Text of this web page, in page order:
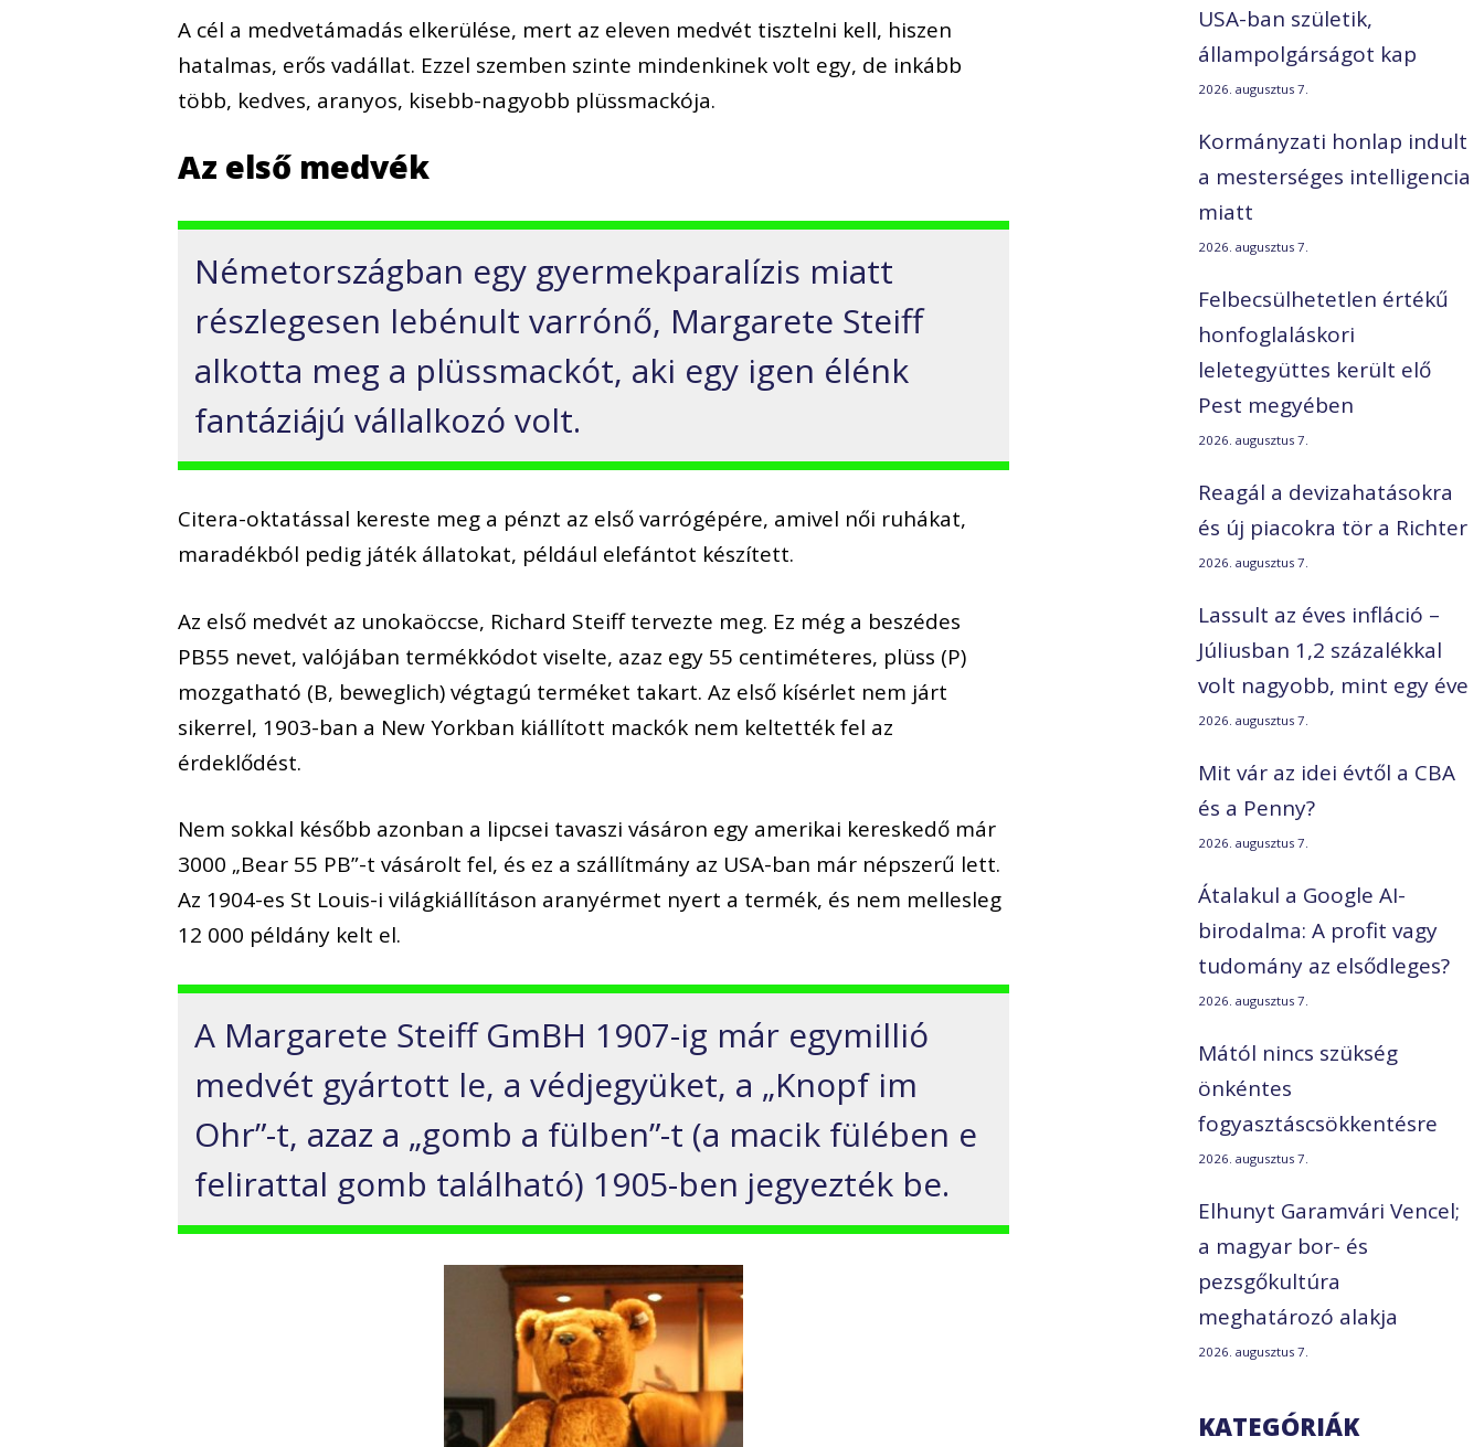
A cél a medvetámadás elkerülése, mert az eleven medvét tisztelni kell, hiszen
hatalmas, erős vadállat. Ezzel szemben szinte mindenkinek volt egy, de inkább
több, kedves, aranyos, kisebb-nagyobb plüssmackója.
Az első medvék
Németországban egy gyermekparalízis miatt
részlegesen lebénult varrónő, Margarete Steiff
alkotta meg a plüssmackót, aki egy igen élénk
fantáziájú vállalkozó volt.
Citera-oktatással kereste meg a pénzt az első varrógépére, amivel női ruhákat,
maradékból pedig játék állatokat, például elefántot készített.
Az első medvét az unokaöccse, Richard Steiff tervezte meg. Ez még a beszédes
PB55 nevet, valójában termékkódot viselte, azaz egy 55 centiméteres, plüss (P)
mozgatható (B, beweglich) végtagú terméket takart. Az első kísérlet nem járt
sikerrel, 1903-ban a New Yorkban kiállított mackók nem keltették fel az
érdeklődést.
Nem sokkal később azonban a lipcsei tavaszi vásáron egy amerikai kereskedő már
3000 „Bear 55 PB”-t vásárolt fel, és ez a szállítmány az USA-ban már népszerű lett.
Az 1904-es St Louis-i világkiállításon aranyérmet nyert a termék, és nem mellesleg
12 000 példány kelt el.
A Margarete Steiff GmBH 1907-ig már egymillió
medvét gyártott le, a védjegyüket, a „Knopf im
Ohr”-t, azaz a „gomb a fülben”-t (a macik fülében e
felirattal gomb található) 1905-ben jegyezték be.
USA-ban születik,
állampolgárságot kap
2026. augusztus 7.
Kormányzati honlap indult
a mesterséges intelligencia
miatt
2026. augusztus 7.
Felbecsülhetetlen értékű
honfoglaláskori
leletegyüttes került elő
Pest megyében
2026. augusztus 7.
Reagál a devizahatásokra
és új piacokra tör a Richter
2026. augusztus 7.
Lassult az éves infláció –
Júliusban 1,2 százalékkal
volt nagyobb, mint egy éve
2026. augusztus 7.
Mit vár az idei évtől a CBA
és a Penny?
2026. augusztus 7.
Átalakul a Google AI-
birodalma: A profit vagy
tudomány az elsődleges?
2026. augusztus 7.
Mától nincs szükség
önkéntes
fogyasztáscsökkentésre
2026. augusztus 7.
Elhunyt Garamvári Vencel;
a magyar bor- és
pezsgőkultúra
meghatározó alakja
2026. augusztus 7.
KATEGÓRIÁK